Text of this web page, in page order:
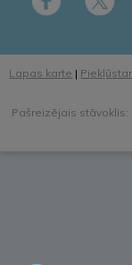
Lapas karte |
Pašreizējais stāvoklis: